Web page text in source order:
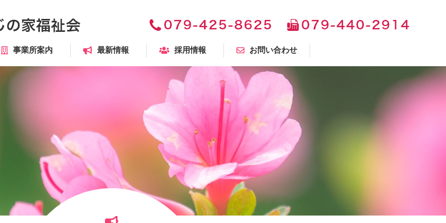
事業所案内 最新情報 採用情報 お問い合わせ